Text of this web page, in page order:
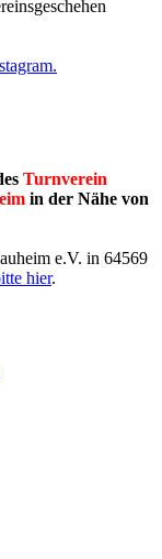
Turnverein
in der Nähe von
e.V. in 64569
hier.